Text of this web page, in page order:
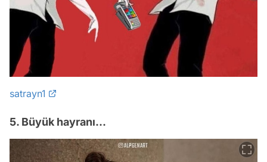
satrayn1
5. Büyük hayranı...